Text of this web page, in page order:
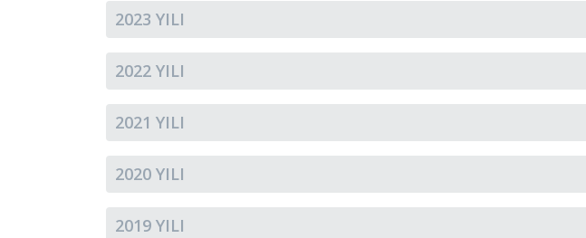
2023 YILI
2022 YILI
2021 YILI
2020 YILI
2019 YILI